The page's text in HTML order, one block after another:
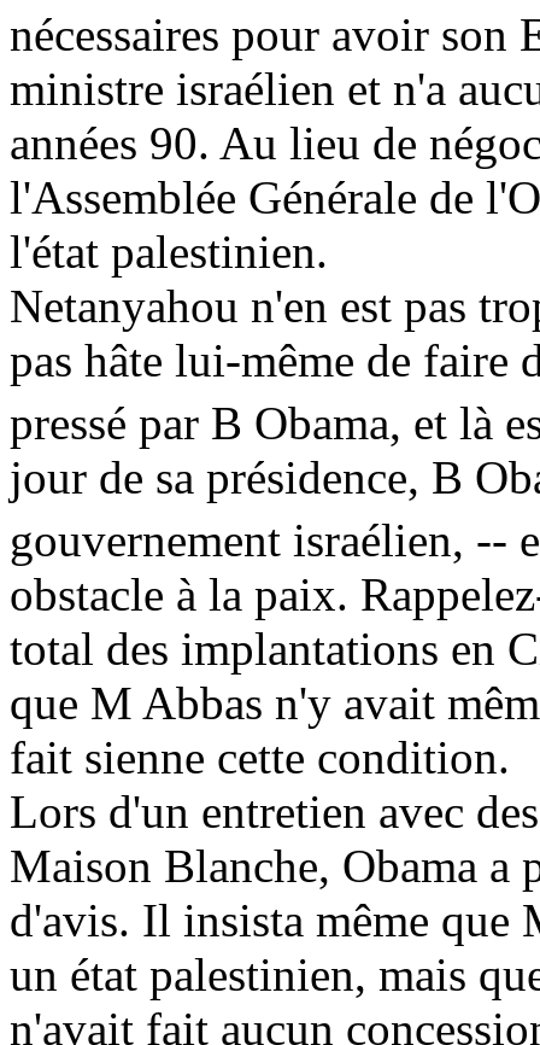
nécessaires pour avoir son
ministre israélien et n'a
années 90. Au lieu de
l'Assemblée Générale de
l'état palestinien.
Netanyahou n'en est pas
pas hâte lui-même de faire
pressé par B Obama, et là
jour de sa présidence, B
gouvernement israélien, --
obstacle à la paix.
total des implantations en
que M Abbas n'y avait
fait sienne cette condition.
Lors d'un entretien avec
Maison Blanche, Obama a
d'avis. Il insista même que
un état palestinien, mais
n'avait fait aucun